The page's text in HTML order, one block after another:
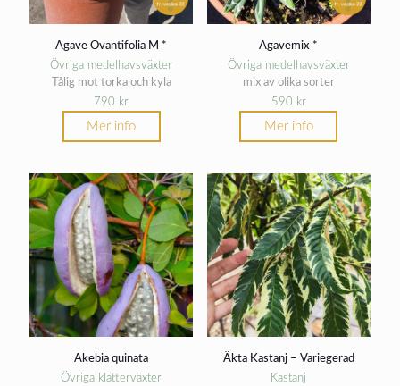
Agave Ovantifolia M *
Övriga medelhavsväxter
Tålig mot torka och kyla
790 kr
Mer info
Agavemix *
Övriga medelhavsväxter
mix av olika sorter
590 kr
Mer info
Akebia quinata
Övriga klätterväxter
Äkta Kastanj – Variegerad
Kastanj